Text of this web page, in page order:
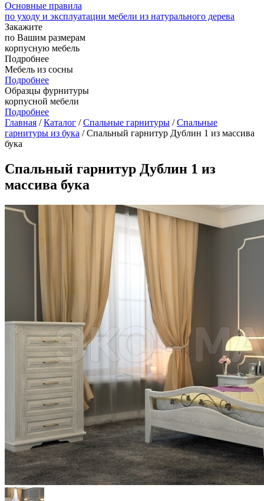
Основные правила
по уходу и эксплуатации мебели из натурального дерева
Закажите
по Вашим размерам
корпусную мебель
Подробнее
Мебель из сосны
Подробнее
Образцы фурнитуры
корпусной мебели
Подробнее
Главная /Каталог /Спальные гарнитуры /Спальные
гарнитуры из бука / Спальный гарнитур Дублин 1 из массива
бука
Спальный гарнитур Дублин 1 из
массива бука